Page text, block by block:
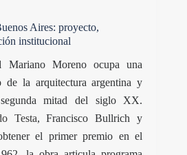
Aires: proyecto,
institucional
Mariano Moreno ocupa una
de la arquitectura argentina y
mitad del siglo XX.
Testa, Francisco Bullrich y
el primer premio en el